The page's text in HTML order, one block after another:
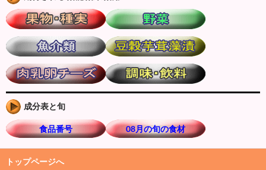
成分表と旬
食品番号 08月の旬の食材
トップページへ